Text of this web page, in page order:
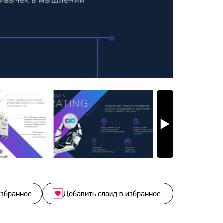
Добавить слайд в избранное